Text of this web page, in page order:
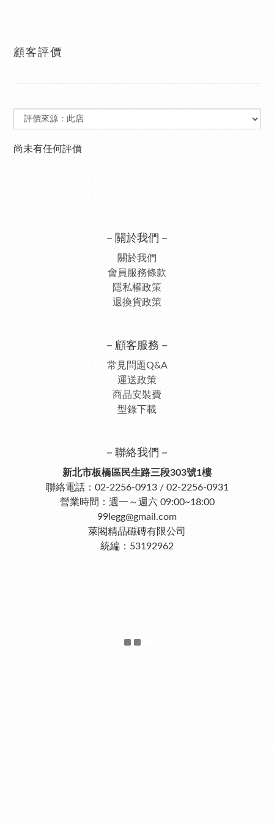
顧客評價
尚未有任何評價
－關於我們－
關於我們
會員服務條款
隱私權政策
退換貨政策
－顧客服務－
常見問題Q&A
運送政策
商品安裝費
型錄下載
－聯絡我們－
新北市板橋區民生路三段303號1樓
聯絡電話：02-2256-0913 / 02-2256-0931
營業時間：週一～週六 09:00~18:00
99legg@gmail.com
萊閣精品磁磚有限公司
統編：53192962